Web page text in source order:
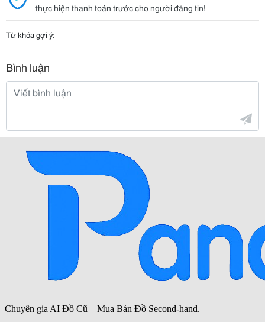
thực hiện thanh toán trước cho người đăng tin!
Từ khóa gợi ý:
Bình luận